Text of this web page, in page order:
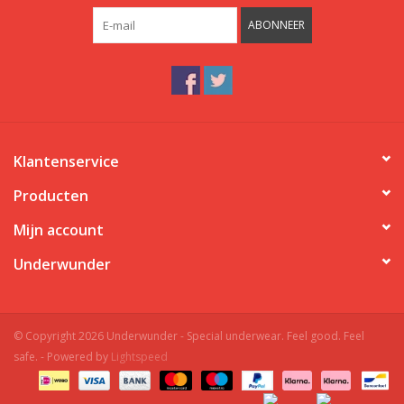
ABONNEER
Klantenservice
Producten
Mijn account
Underwunder
© Copyright 2026 Underwunder - Special underwear. Feel good. Feel
safe. - Powered by Lightspeed